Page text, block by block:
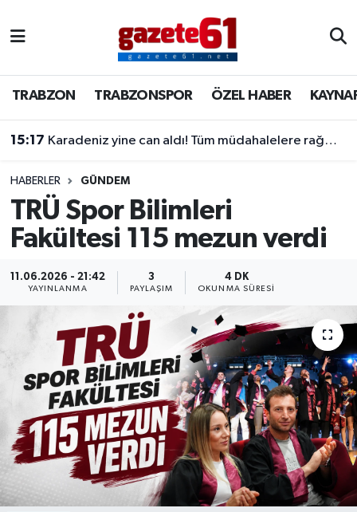
TRABZON TRABZONSPOR ÖZEL HABER
15:17 Karadeniz yine can aldı! Tüm müdahalelere rağmen kurtarılamadı
HABERLER GÜNDEM
TRÜ Spor Bilimleri
Fakültesi 115 mezun verdi
11.06.2026 - 21:42
YAYINLANMA
3
PAYLAŞIM
4 DK
OKUNMA SÜRESI
TRABZONSPOR
ÖZEL HABER
KAYNAR KAZAN
SİYASET
Trabzon Nöbetçi Eczaneler
Trabzon Hava Durumu
Trabzon Namaz Vakitleri
Trabzon Trafik Yoğunluk Haritası
Süper Lig Puan Durumu ve Fikstür
Son Dakika Haberleri
Haber Arşivi